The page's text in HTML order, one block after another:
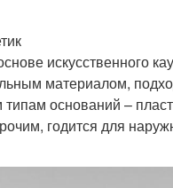
искусственного
материалом,
типам оснований –
годится для